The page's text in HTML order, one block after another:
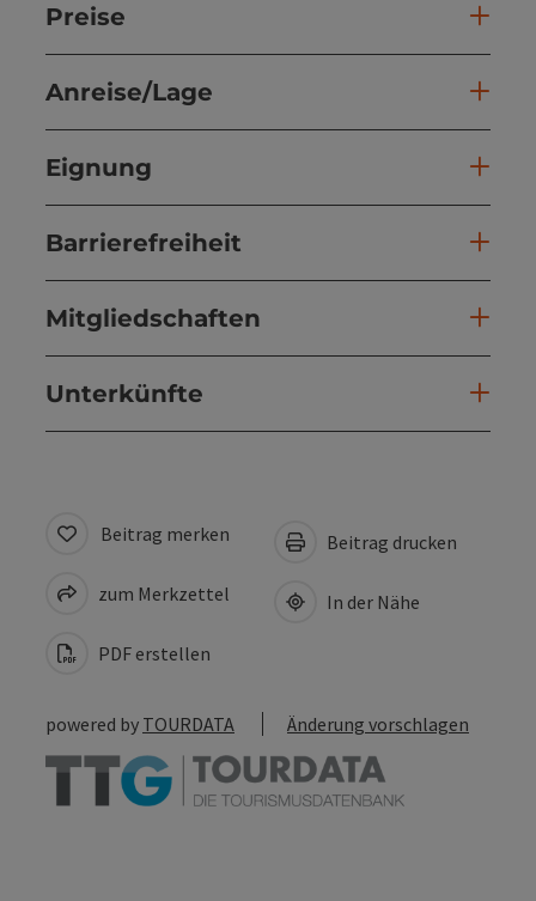
Preise
Anreise/Lage
Eignung
Barrierefreiheit
Mitgliedschaften
Unterkünfte
Beitrag merken
zum Merkzettel
PDF erstellen
Beitrag drucken
In der Nähe
powered by TOURDATA Änderung vorschlagen